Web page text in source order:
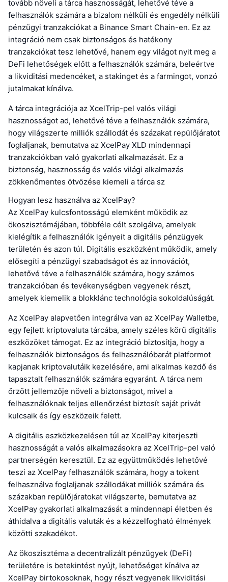
tovább növeli a tárca hasznosságát, lehetővé téve a
felhasználók számára a bizalom nélküli és engedély nélküli
pénzügyi tranzakciókat a Binance Smart Chain-en. Ez az
integráció nem csak biztonságos és hatékony
tranzakciókat tesz lehetővé, hanem egy világot nyit meg a
DeFi lehetőségek előtt a felhasználók számára, beleértve
a likviditási medencéket, a stakinget és a farmingot, vonzó
jutalmakat kínálva.
A tárca integrációja az XcelTrip-pel valós világi
hasznosságot ad, lehetővé téve a felhasználók számára,
hogy világszerte milliók szállodát és százakat repülőjáratot
foglaljanak, bemutatva az XcelPay XLD mindennapi
tranzakciókban való gyakorlati alkalmazását. Ez a
biztonság, hasznosság és valós világi alkalmazás
zökkenőmentes ötvözése kiemeli a tárca sz
Hogyan lesz használva az XcelPay?
Az XcelPay kulcsfontosságú elemként működik az
ökoszisztémájában, többféle célt szolgálva, amelyek
kielégítik a felhasználók igényeit a digitális pénzügyek
területén és azon túl. Digitális eszközként működik, amely
elősegíti a pénzügyi szabadságot és az innovációt,
lehetővé téve a felhasználók számára, hogy számos
tranzakcióban és tevékenységben vegyenek részt,
amelyek kiemelik a blokklánc technológia sokoldalúságát.
Az XcelPay alapvetően integrálva van az XcelPay Walletbe,
egy fejlett kriptovaluta tárcába, amely széles körű digitális
eszközöket támogat. Ez az integráció biztosítja, hogy a
felhasználók biztonságos és felhasználóbarát platformot
kapjanak kriptovalutáik kezelésére, ami alkalmas kezdő és
tapasztalt felhasználók számára egyaránt. A tárca nem
őrzött jellemzője növeli a biztonságot, mivel a
felhasználóknak teljes ellenőrzést biztosít saját privát
kulcsaik és így eszközeik felett.
A digitális eszközkezelésen túl az XcelPay kiterjeszti
hasznosságát a valós alkalmazásokra az XcelTrip-pel való
partnerségén keresztül. Ez az együttműködés lehetővé
teszi az XcelPay felhasználók számára, hogy a tokent
felhasználva foglaljanak szállodákat milliók számára és
százakban repülőjáratokat világszerte, bemutatva az
XcelPay gyakorlati alkalmazását a mindennapi életben és
áthidalva a digitális valuták és a kézzelfogható élmények
közötti szakadékot.
Az ökoszisztéma a decentralizált pénzügyek (DeFi)
területére is betekintést nyújt, lehetőséget kínálva az
XcelPay birtokosoknak, hogy részt vegyenek likviditási